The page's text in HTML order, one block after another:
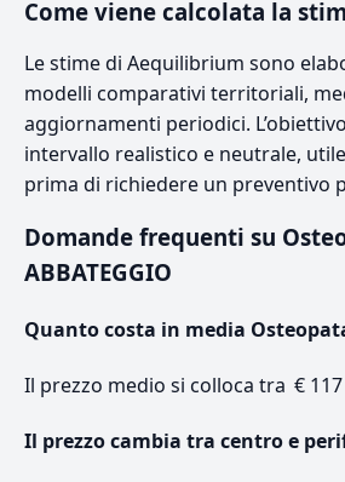
Come viene calcolata la
Le stime di Aequilibrium sono
modelli comparativi territoriali,
aggiornamenti periodici.
intervallo realistico e neutrale,
prima di richiedere un preventivo
Domande frequenti su
ABBATEGGIO
Quanto costa in media
Il prezzo medio si colloca tra €
Il prezzo cambia tra centro e